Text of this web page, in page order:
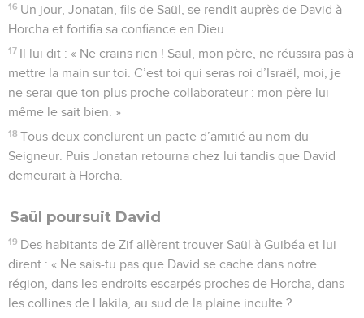
16 Un jour, Jonatan, fils de Saül, se rendit auprès de David à
Horcha et fortifia sa confiance en Dieu.
17 Il lui dit : « Ne crains rien ! Saül, mon père, ne réussira pas à
mettre la main sur toi. C’est toi qui seras roi d’Israël, moi, je
ne serai que ton plus proche collaborateur : mon père lui-
même le sait bien. »
18 Tous deux conclurent un pacte d’amitié au nom du
Seigneur. Puis Jonatan retourna chez lui tandis que David
demeurait à Horcha.
Saül poursuit David
19 Des habitants de Zif allèrent trouver Saül à Guibéa et lui
dirent : « Ne sais-tu pas que David se cache dans notre
région, dans les endroits escarpés proches de Horcha, dans
les collines de Hakila, au sud de la plaine inculte ?